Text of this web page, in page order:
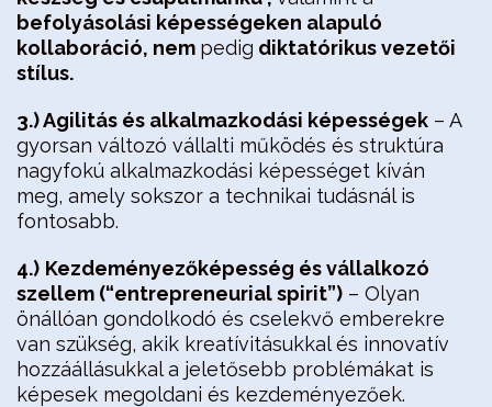
befolyásolási képességeken alapuló
kollaboráció, nem pedig diktatórikus vezetői
stílus.
3.) Agilitás és alkalmazkodási képességek – A
gyorsan változó vállalti működés és struktúra
nagyfokú alkalmazkodási képességet kíván
meg, amely sokszor a technikai tudásnál is
fontosabb.
4.) Kezdeményezőképesség és vállalkozó
szellem (“entrepreneurial spirit”) – Olyan
önállóan gondolkodó és cselekvő emberekre
van szükség, akik kreatívitásukkal és innovatív
hozzáállásukkal a jeletősebb problémákat is
képesek megoldani és kezdeményezőek.